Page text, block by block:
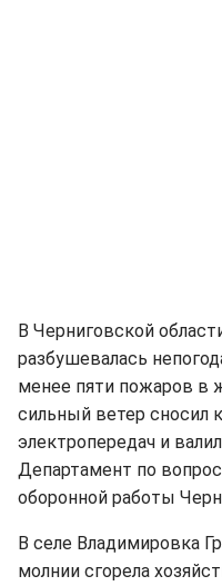
В Черниговской
разбушевалась
менее пяти пожаров в
сильный ветер сносил
электропередач и
Департамент по
оборонной работы
В селе Владимировка
молнии сгорела